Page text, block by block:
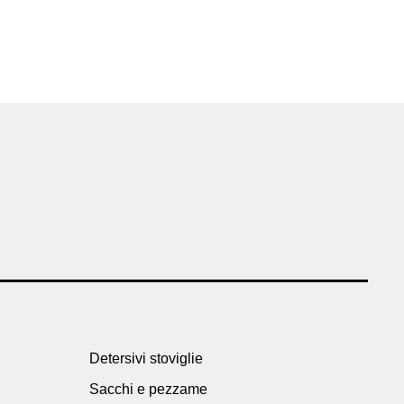
Detersivi stoviglie
Sacchi e pezzame